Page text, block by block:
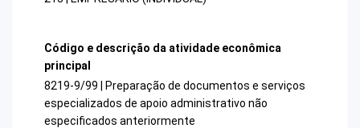
Código e descrição da atividade econômica
principal
8219-9/99 | Preparação de documentos e serviços
especializados de apoio administrativo não
especificados anteriormente